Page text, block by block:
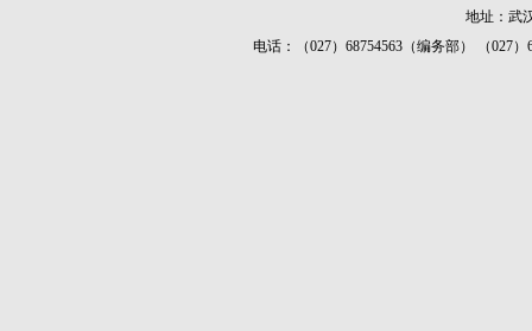
地址：武
电话：（027）68754563（编务部） （027